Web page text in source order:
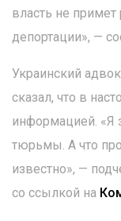
власть не
депортации», —
Украинский
сказал, что в
информацией. «Я
тюрьмы. А что
известно», —
со ссылкой на